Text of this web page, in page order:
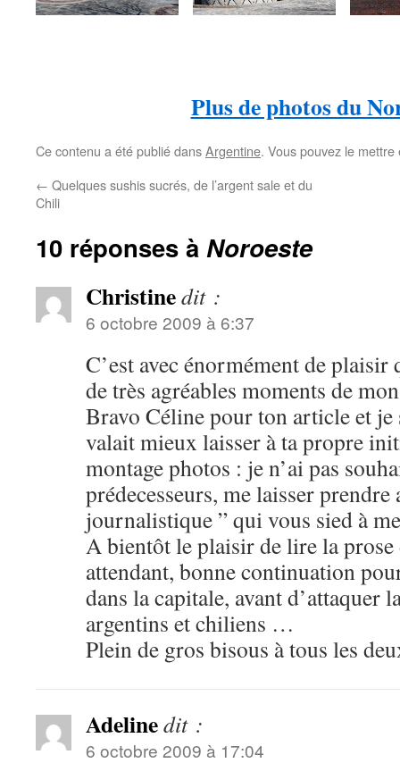
Plus de photos du
Ce contenu a été publié dansArgentine. Vous pouvez le
← Quelques sushis sucrés, de l’argent sale et du
Chili
10 réponses à Noroeste
Christinedit :
6 octobre 2009 à 6:37
C’est avec énormément de
de très agréables moments de
Bravo Céline pour ton article et je
valait mieux laisser à ta propre
montage photos : je n’ai pas
prédecesseurs, me laisser prendre
journalistique ” qui vous sied à
A bientôt le plaisir de lire la prose
attendant, bonne continuation
dans la capitale, avant d’attaquer
argentins et chiliens …
Plein de gros bisous à tous les
Adelinedit :
6 octobre 2009 à 17:04